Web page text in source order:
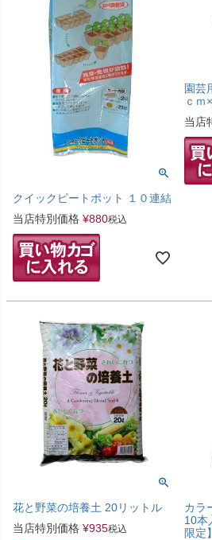
クイックピートポット １０連結
当店特別価格 ¥880税込
園芸
ｃｍ
当店
花と野菜の培養土 20リットル
当店特別価格 ¥935税込
カラ
10本
限定】